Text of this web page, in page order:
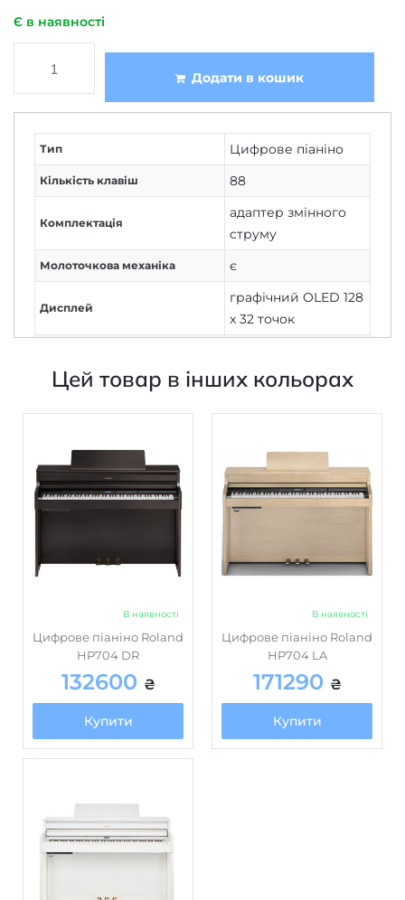
Є в наявності
Додати в кошик
Тип Цифрове піаніно
Кількість клавіш 88
Комплектація
адаптер змінного
струму
Молоточкова механіка є
Дисплей
графічний OLED 128
x 32 точок
швидкості натискання
Автоакомпанемент, кількість
стилів
ні
70 000 нот
Акустична система, кількість
динаміків / розмір /
потужність
12 см +2 ,5 см) х2 + 5
см х2/2х25 Вт + 2х5
Цей товар в інших кольорах
В наявності
Цифрове піаніно Roland
HP704 DR
132600 ₴
Купити
В наявності
Цифрове піаніно Roland
HP704 LA
171290 ₴
Купити